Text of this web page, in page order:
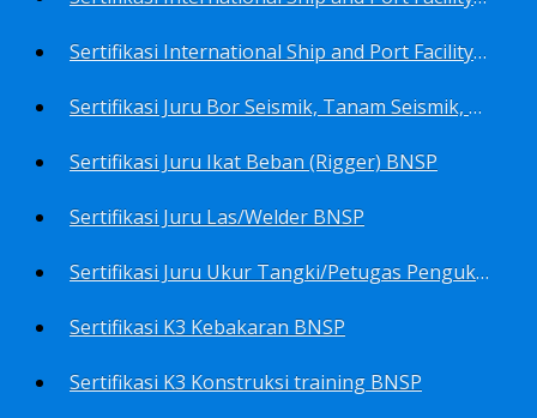
Sertifikasi International Ship and Port Facility Security Code/ISPS Code training for Security Area Manager BNSP
Sertifikasi Juru Bor Seismik, Tanam Seismik, Tembak Seismik BNSP
Sertifikasi Juru Ikat Beban (Rigger) BNSP
Sertifikasi Juru Las/Welder BNSP
Sertifikasi Juru Ukur Tangki/Petugas Pengukur Tangki Migas BNSP
Sertifikasi K3 Kebakaran BNSP
Sertifikasi K3 Konstruksi training BNSP